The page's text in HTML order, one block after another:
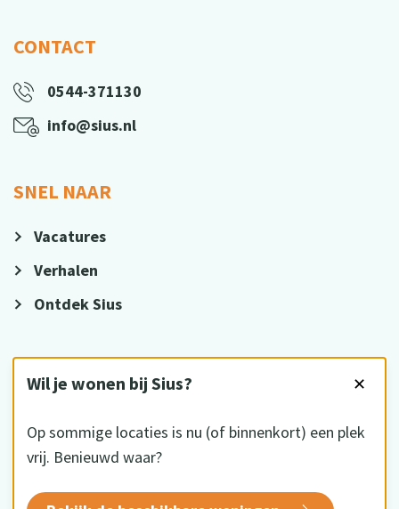
Wil je wonen bij Sius? ✕
Op sommige locaties is nu (of binnenkort) een plek
vrij. Benieuwd waar?
CONTACT
0544-371130
info@sius.nl
SNEL NAAR
Vacatures
Verhalen
Ontdek Sius